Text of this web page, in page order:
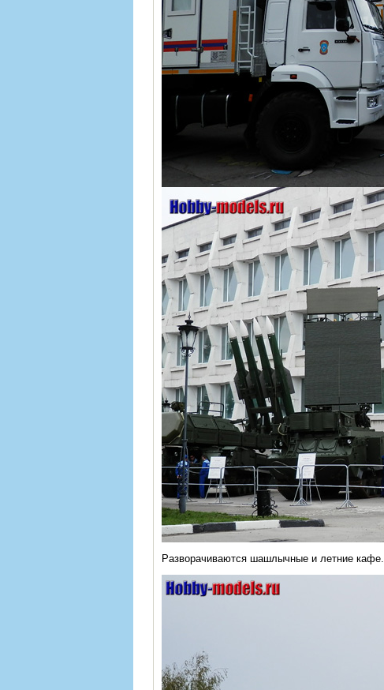
Разворачиваются шашлычные и летние кафе.